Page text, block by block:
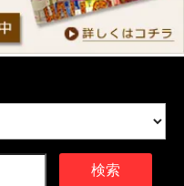
検索